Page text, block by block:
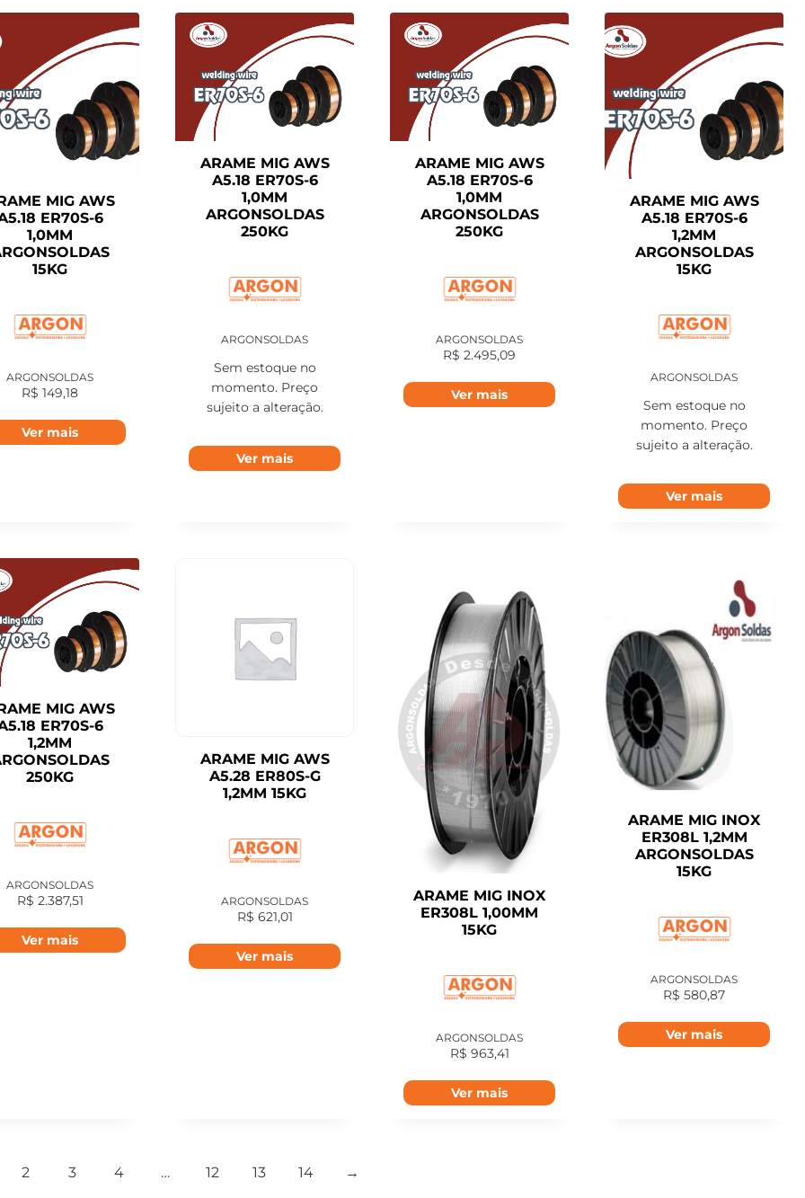
MIG AWS
ER70S-6
1,0MM
15KG
ARGONSOLDAS
R$ 149,18
Ver mais
ARAME MIG AWS
A5.18 ER70S-6
1,0MM
ARGONSOLDAS
250KG
ARGONSOLDAS
Sem estoque no
momento. Preço
sujeito a alteração.
Ver mais
ARAME MIG AWS
A5.18 ER70S-6
1,0MM
ARGONSOLDAS
250KG
ARGONSOLDAS
R$ 2.495,09
Ver mais
ARAME MIG AWS
A5.18 ER70S-6
1,2MM
ARGONSOLDAS
15KG
ARGONSOLDAS
Sem estoque no
momento. Preço
sujeito a alteração.
Ver mais
MIG AWS
ER70S-6
1,2MM
250KG
ARGONSOLDAS
R$ 2.387,51
Ver mais
ARAME MIG AWS
A5.28 ER80S-G
1,2MM 15KG
ARGONSOLDAS
R$ 621,01
Ver mais
ARAME MIG INOX
ER308L 1,00MM
15KG
ARGONSOLDAS
R$ 963,41
Ver mais
ARAME MIG INOX
ER308L 1,2MM
ARGONSOLDAS
15KG
ARGONSOLDAS
R$ 580,87
Ver mais
2 3 4 … 12 13 14 →